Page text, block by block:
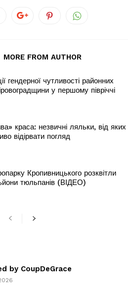
MORE FROM AUTHOR
гендерної чутливості районних
у першому півріччі
краса: незвичні ляльки, від яких
відірвати погляд
Кропивницького розквітли
тюльпанів (ВІДЕО)
by CoupDeGrace